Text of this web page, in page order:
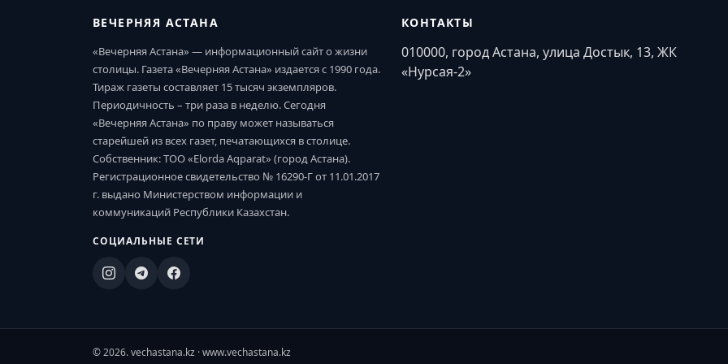
ВЕЧЕРНЯЯ АСТАНА
«Вечерняя Астана» — информационный сайт о жизни
столицы. Газета «Вечерняя Астана» издается с 1990 года.
Тираж газеты составляет 15 тысяч экземпляров.
Периодичность – три раза в неделю. Сегодня
«Вечерняя Астана» по праву может называться
старейшей из всех газет, печатающихся в столице.
Собственник: ТОО «Elorda Aqparat» (город Астана).
Регистрационное свидетельство № 16290-Г от 11.01.2017
г. выдано Министерством информации и
коммуникаций Республики Казахстан.
СОЦИАЛЬНЫЕ СЕТИ
КОНТАКТЫ
010000, город Астана, улица Достык, 13, ЖК
«Нурсая-2»
© 2026. vechastana.kz · www.vechastana.kz